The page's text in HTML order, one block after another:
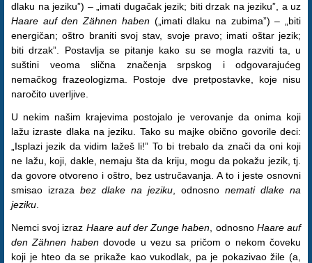
dlaku na jeziku”) – „imati dugačak jezik; biti drzak na jeziku”, a uz
Haare auf den Zähnen haben(„imati dlaku na zubima”) – „biti
energičan; oštro braniti svoj stav, svoje pravo; imati oštar jezik;
biti drzak”. Postavlja se pitanje kako su se mogla razviti ta, u
suštini veoma slična značenja srpskog i odgovarajućeg
nemačkog frazeologizma. Postoje dve pretpostavke, koje nisu
naročito uverljive.
U nekim našim krajevima postojalo je verovanje da onima koji
lažu izraste dlaka na jeziku. Tako su majke obično govorile deci:
„Isplazi jezik da vidim lažeš li!” To bi trebalo da znači da oni koji
ne lažu, koji, dakle, nemaju šta da kriju, mogu da pokažu jezik, tj.
da govore otvoreno i oštro, bez ustručavanja. A to i jeste osnovni
smisao izraza bez dlake na jeziku , odnosno nemati dlake na
jeziku
Nemci svoj izraz Haare auf der Zunge haben , odnosno Haare auf
den Zähnen habendovode u vezu sa pričom o nekom čoveku
koji je hteo da se prikaže kao vukodlak, pa je pokazivao žile (a,